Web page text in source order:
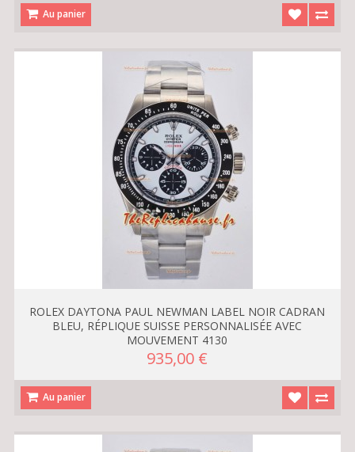
Au panier
ROLEX DAYTONA PAUL NEWMAN LABEL NOIR CADRAN
BLEU, RÉPLIQUE SUISSE PERSONNALISÉE AVEC
MOUVEMENT 4130
935,00 €
Au panier